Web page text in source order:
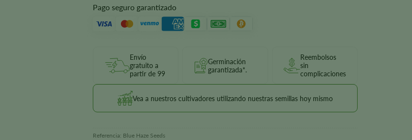
Pago seguro garantizado
Envío
gratuito a
partir de 99
Germinación
garantizada*.
Reembolsos
sin
complicaciones
Vea a nuestros cultivadores utilizando nuestras semillas hoy mismo
Referencia: Blue Haze Seeds